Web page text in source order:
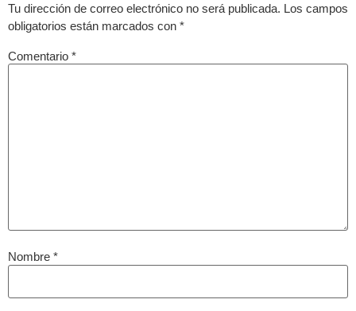
Tu dirección de correo electrónico no será publicada. Los campos
obligatorios están marcados con *
Comentario *
Nombre *